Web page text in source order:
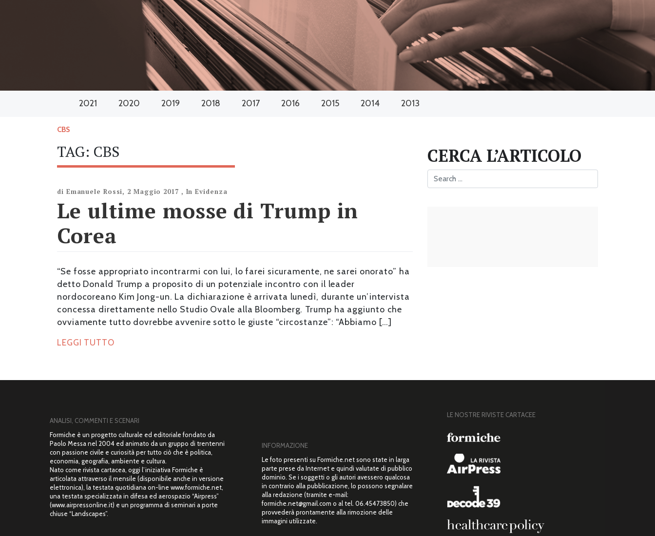
2021 2020 2019 2018 2017 2016 2015 2014 2013
CBS
TAG: CBS
di Emanuele Rossi, 2 Maggio 2017 , In Evidenza
Le ultime mosse di Trump in
Corea
“Se fosse appropriato incontrarmi con lui, lo farei sicuramente, ne sarei onorato” ha
detto Donald Trump a proposito di un potenziale incontro con il leader
nordocoreano Kim Jong-un. La dichiarazione è arrivata lunedì, durante un’intervista
concessa direttamente nello Studio Ovale alla Bloomberg. Trump ha aggiunto che
ovviamente tutto dovrebbe avvenire sotto le giuste “circostanze”: “Abbiamo […]
LEGGI TUTTO
CERCA L’ARTICOLO
ANALISI, COMMENTI E SCENARI
Formiche è un progetto culturale ed editoriale fondato da
Paolo Messa nel 2004 ed animato da un gruppo di trentenni
con passione civile e curiosità per tutto ciò che è politica,
economia, geografia, ambiente e cultura.
Nato come rivista cartacea, oggi l’iniziativa Formiche è
articolata attraverso il mensile (disponibile anche in versione
elettronica), la testata quotidiana on-line www.formiche.net,
una testata specializzata in difesa ed aerospazio “Airpress”
(www.airpressonline.it) e un programma di seminari a porte
chiuse “Landscapes”.
INFORMAZIONE
Le foto presenti su Formiche.net sono state in larga
parte prese da Internet e quindi valutate di pubblico
dominio. Se i soggetti o gli autori avessero qualcosa
in contrario alla pubblicazione, lo possono segnalare
alla redazione (tramite e-mail:
formiche.net@gmail.com o al tel. 06.45473850) che
provvederà prontamente alla rimozione delle
immagini utilizzate.
LE NOSTRE RIVISTE CARTACEE